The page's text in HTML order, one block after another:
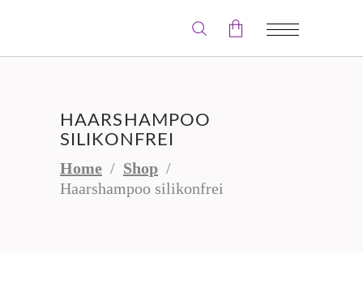
HAARSHAMPOO
SILIKONFREI
Home / Shop /
Haarshampoo silikonfrei